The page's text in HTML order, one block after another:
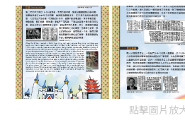
點擊圖片放